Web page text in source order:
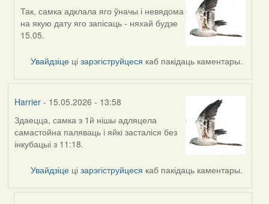
In
reply
to
Ксения
Так, самка адклала яго ўначы і невядома
на якую дату яго запісаць - няхай будзе
15.05.
Увайдзіце цізарэгіструйцеся каб пакідаць каментары.
Harrier- 15.05.2026 - 13:58
Здаецца, самка з 1й нішы адляцела
самастойна паляваць і яйкі засталіся без
інкубацыі з 11:18.
Увайдзіце цізарэгіструйцеся каб пакідаць каментары.